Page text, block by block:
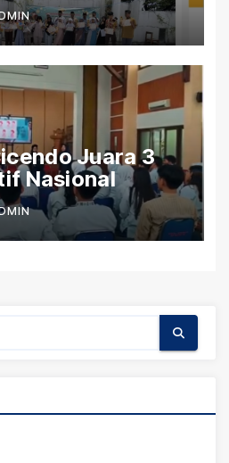
Tingkat
Bandung
Juara 3
Nasional